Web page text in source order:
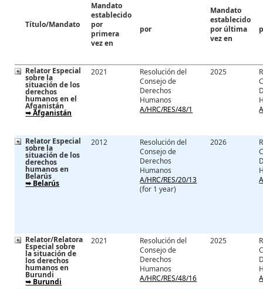
Título/Mandato
Mandato
establecido
por
primera
vez en
por
Mandato
establecido
por última
vez en
Relator Especial
sobre la
situación de los
derechos
humanos en el
Afganistán
➥ Afganistán
2021
Resolución del
Consejo de
Derechos
Humanos
A/HRC/RES/48/1
2025
Relator Especial
sobre la
situación de los
derechos
humanos en
Belarús
➥ Belarús
2012
Resolución del
Consejo de
Derechos
Humanos
A/HRC/RES/20/13
(for 1 year)
2026
Relator/Relatora
Especial sobre
la situación de
los derechos
humanos en
Burundi
➥ Burundi
2021
Resolución del
Consejo de
Derechos
Humanos
A/HRC/RES/48/16
2025